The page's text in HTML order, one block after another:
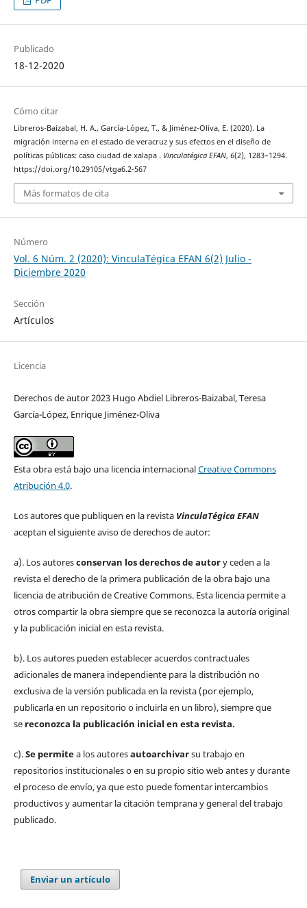
Publicado
18-12-2020
Cómo citar
Libreros-Baizabal, H. A., García-López, T., & Jiménez-Oliva, E. (2020). La
migración interna en el estado de veracruz y sus efectos en el diseño de
políticas públicas: caso ciudad de xalapa . Vinculatégica EFAN, 6(2), 1283–1294.
https://doi.org/10.29105/vtga6.2-567
Más formatos de cita
Número
Vol. 6 Núm. 2 (2020): VinculaTégica EFAN 6(2) Julio -
Diciembre 2020
Sección
Artículos
Licencia
Derechos de autor 2023 Hugo Abdiel Libreros-Baizabal, Teresa
García-López, Enrique Jiménez-Oliva
Esta obra está bajo una licencia internacionalCreative Commons
Atribución 4.0.
Los autores que publiquen en la revista VinculaTégica EFAN
aceptan el siguiente aviso de derechos de autor:
a). Los autoresconservan los derechos de autory ceden a la
revista el derecho de la primera publicación de la obra bajo una
licencia de atribución de Creative Commons. Esta licencia permite a
otros compartir la obra siempre que se reconozca la autoría original
y la publicación inicial en esta revista.
b). Los autores pueden establecer acuerdos contractuales
adicionales de manera independiente para la distribución no
exclusiva de la versión publicada en la revista (por ejemplo,
publicarla en un repositorio o incluirla en un libro), siempre que
sereconozca la publicación inicial en esta revista.
c).Se permitea los autoresautoarchivarsu trabajo en
repositorios institucionales o en su propio sitio web antes y durante
el proceso de envío, ya que esto puede fomentar intercambios
productivos y aumentar la citación temprana y general del trabajo
publicado.
Enviar un artículo